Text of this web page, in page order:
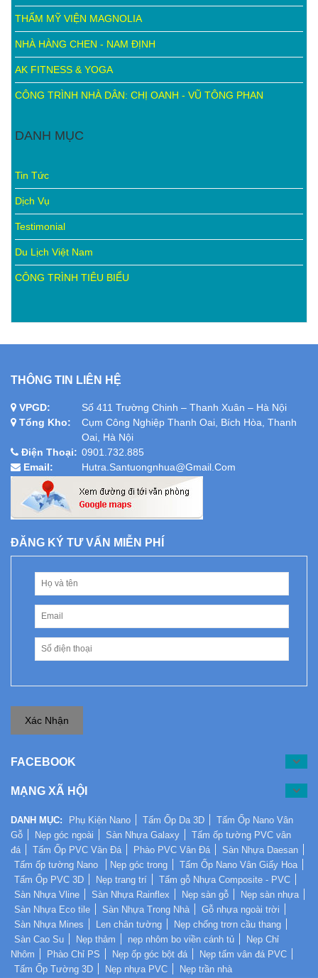
THẨM MỸ VIỆN MAGNOLIA
NHÀ HÀNG CHEN - NAM ĐỊNH
AK FITNESS & YOGA
CÔNG TRÌNH NHÀ DÂN: CHỊ OANH - VŨ TÔNG PHAN
DANH MỤC
Tin Tức
Dịch Vụ
Testimonial
Du Lịch Việt Nam
CÔNG TRÌNH TIÊU BIỂU
THÔNG TIN LIÊN HỆ
VPGD:
Số 411 Trường Chinh – Thanh Xuân – Hà Nội
Tổng Kho:
Cụm Công Nghiệp Thanh Oai, Bích Hòa, Thanh
Oai, Hà Nội
Điện Thoại: 0901.732.885
Email:
Hutra.santuongnhua@gmail.com
ĐĂNG KÝ TƯ VẤN MIỄN PHÍ
Xác Nhận
FACEBOOK
MẠNG XÃ HỘI
DANH MỤC: Phụ Kiện Nano Tấm Ốp Da 3D
Tấm Ốp Nano Vân
Gỗ
Nẹp góc ngoài Sàn Nhựa Galaxy
Tấm ốp tường PVC vân
đá
Tấm Ốp PVC Vân Đá Phào PVC Vân Đá
Sàn Nhựa Daesan
Tấm ốp tường Nano
Nẹp góc trong
Tấm Ốp Nano Vân Giấy Hoa
Tấm Ốp PVC 3D
Nẹp trang trí
Tấm gỗ Nhựa Composite - PVC
Sàn Nhựa Vline
Sàn Nhựa Rainflex Nẹp sàn gỗ
Nẹp sàn nhựa
Sàn Nhựa Eco tile
Sàn Nhựa Trong Nhà
Gỗ nhựa ngoài trời
Sàn Nhựa Mines
Len chân tường
Nẹp chống trơn cầu thang
Sàn Cao Su
Nẹp thảm nẹp nhôm bo viền cánh tủ
Nẹp Chỉ
Nhôm
Phào Chỉ PS Nẹp ốp góc bột đá
Nẹp tấm vân đá PVC
Tấm Ốp Tường 3D
Nẹp nhựa PVC Nẹp trần nhà